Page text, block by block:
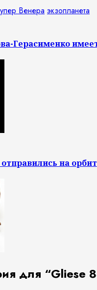
Венера экзопланета
Герасименко
на
для “Gliese